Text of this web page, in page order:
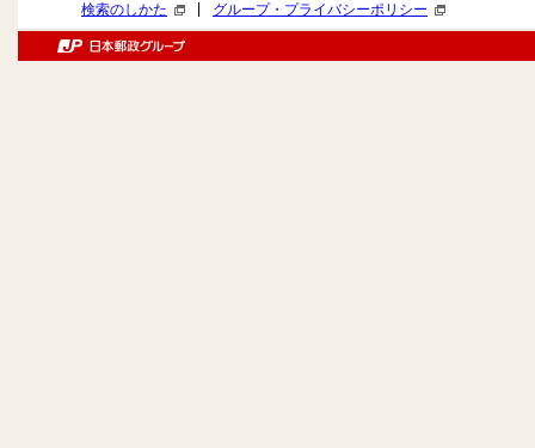
検索のしかた グループ・プライバシーポリシー